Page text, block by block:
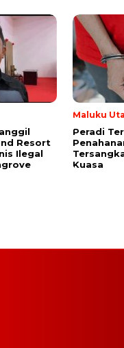
Resort
Ilegal
Maluku
Peradi
Kuasa